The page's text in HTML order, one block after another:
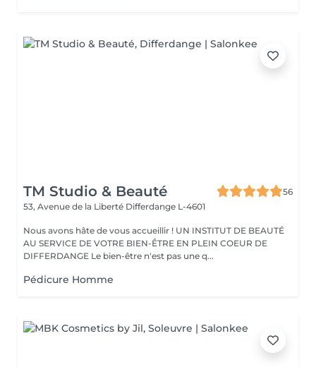
TM Studio & Beauté
56
53, Avenue de la Liberté Differdange L-4601
Nous avons hâte de vous accueillir ! UN INSTITUT DE BEAUTÉ
AU SERVICE DE VOTRE BIEN-ÊTRE EN PLEIN COEUR DE
DIFFERDANGE Le bien-être n'est pas une q...
Pédicure Homme